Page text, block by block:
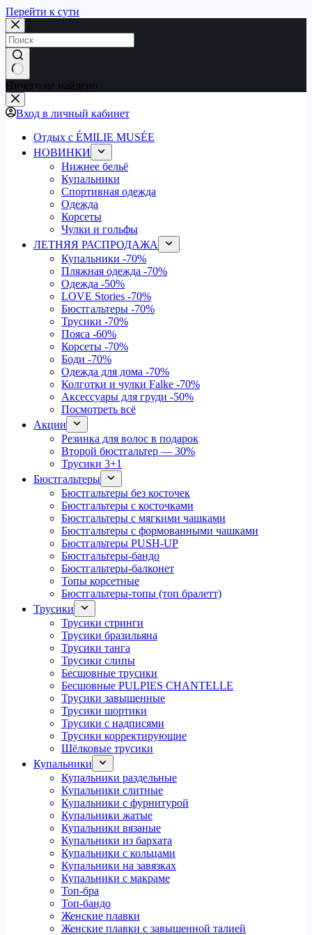
Перейти к сути
Ничего не найдено
Вход в личный кабинет
Отдых с ÉMILIE MUSÉE
НОВИНКИ
Нижнее бельё
Купальники
Спортивная одежда
Одежда
Корсеты
Чулки и гольфы
ЛЕТНЯЯ РАСПРОДАЖА
Купальники -70%
Пляжная одежда -70%
Одежда -50%
LOVE Stories -70%
Бюстгальтеры -70%
Трусики -70%
Пояса -60%
Корсеты -70%
Боди -70%
Одежда для дома -70%
Колготки и чулки Falke -70%
Аксессуары для груди -50%
Посмотреть всё
Акции
Резинка для волос в подарок
Второй бюстгальтер — 30%
Трусики 3+1
Бюстгальтеры
Бюстгальтеры без косточек
Бюстгальтеры с косточками
Бюстгальтеры с мягкими чашками
Бюстгальтеры с формованными чашками
Бюстгальтеры PUSH-UP
Бюстгальтеры-бандо
Бюстгальтеры-балконет
Топы корсетные
Бюстгальтеры-топы (топ бралетт)
Трусики
Трусики стринги
Трусики бразильяна
Трусики танга
Трусики слипы
Бесшовные трусики
Бесшовные PULPIES CHANTELLE
Трусики завышенные
Трусики шортики
Трусики с надписями
Трусики корректирующие
Шёлковые трусики
Купальники
Купальники раздельные
Купальники слитные
Купальники с фурнитурой
Купальники жатые
Купальники вязаные
Купальники из бархата
Купальники с кольцами
Купальники на завязках
Купальники с макраме
Топ-бра
Топ-бандо
Женские плавки
Женские плавки с завышенной талией